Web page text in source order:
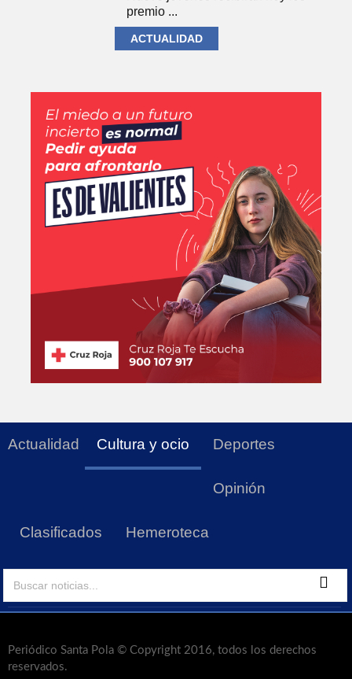
premio ...
ACTUALIDAD
Actualidad Cultura y ocio Deportes
Opinión
Clasificados Hemeroteca
Periódico Santa Pola © Copyright 2016, todos los derechos
reservados.